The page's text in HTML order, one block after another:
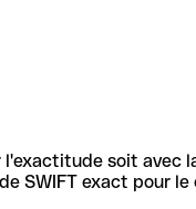
soit avec
SWIFT exact pour